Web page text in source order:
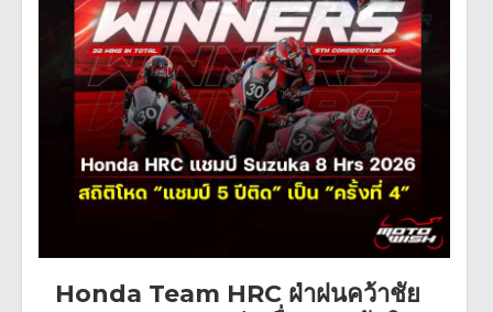
Honda Team HRC ฝ่าฝนคว้าชัย